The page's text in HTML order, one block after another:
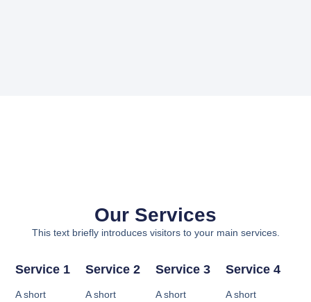
Our Services
This text briefly introduces visitors to your main services.
Service 1
A short
Service 2
A short
Service 3
A short
Service 4
A short